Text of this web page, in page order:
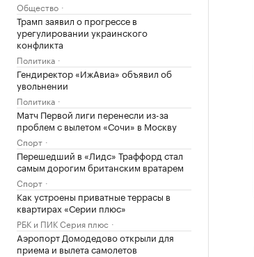
Общество
Трамп заявил о прогрессе в
урегулировании украинского
конфликта
Политика
Гендиректор «ИжАвиа» объявил об
увольнении
Политика
Матч Первой лиги перенесли из-за
проблем с вылетом «Сочи» в Москву
Спорт
Перешедший в «Лидс» Траффорд стал
самым дорогим британским вратарем
Спорт
Как устроены приватные террасы в
квартирах «Серии плюс»
РБК и ПИК Серия плюс
Аэропорт Домодедово открыли для
приема и вылета самолетов